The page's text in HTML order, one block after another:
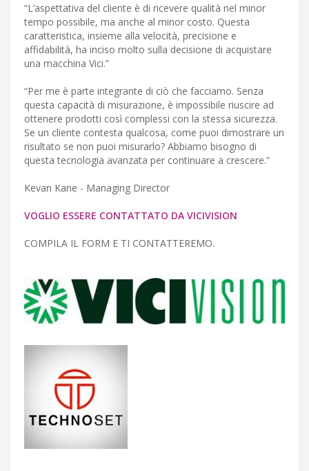
“L’aspettativa del cliente è di ricevere qualità nel minor
tempo possibile, ma anche al minor costo. Questa
caratteristica, insieme alla velocità, precisione e
affidabilità, ha inciso molto sulla decisione di acquistare
una macchina Vici.”
“Per me è parte integrante di ciò che facciamo. Senza
questa capacità di misurazione, è impossibile riuscire ad
ottenere prodotti così complessi con la stessa sicurezza.
Se un cliente contesta qualcosa, come puoi dimostrare un
risultato se non puoi misurarlo? Abbiamo bisogno di
questa tecnologia avanzata per continuare a crescere.”
Kevan Kane - Managing Director
VOGLIO ESSERE CONTATTATO DA VICIVISION
COMPILA IL FORM E TI CONTATTEREMO.